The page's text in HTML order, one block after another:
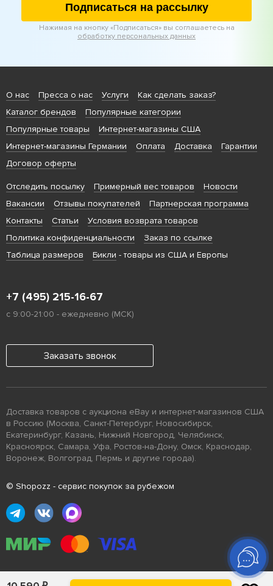
Подписаться на рассылку
Нажимая на кнопку «Подписаться» вы соглашаетесь на
обработку персональных данных
О нас Пресса о нас Услуги
Как сделать заказ?
Каталог брендов
Популярные категории
Популярные товары
Интернет-магазины США
Интернет-магазины Германии
Оплата Доставка
Гарантии
Договор оферты
Отследить посылку Примерный вес товаров
Новости
Вакансии
Отзывы покупателей
Партнерская программа
Контакты
Статьи
Условия возврата товаров
Политика конфиденциальности
Заказ по ссылке
Таблица размеров
Бикли - товары из США и Европы
+7 (495) 215-16-67
с 9:00-21:00 - ежедневно (МСК)
Заказать звонок
Доставка товаров с аукциона eBay и интернет-магазинов США
в Россию (Москва, Санкт-Петербург, Новосибирск,
Екатеринбург, Казань, Нижний Новгород, Челябинск,
Красноярск, Самара, Уфа, Ростов-на-Дону, Омск, Краснодар,
Воронеж, Волгоград, Пермь и другие города).
© Shopozz - сервис покупок за рубежом